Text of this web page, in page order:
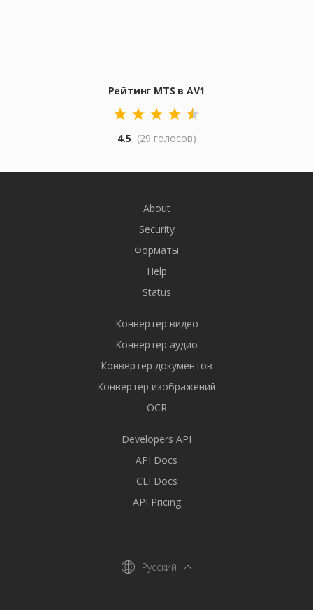
Рейтинг MTS в AV1
4.5 (29 голосов)
About
Security
Форматы
Help
Status
Конвертер видео
Конвертер аудио
Конвертер документов
Конвертер изображений
OCR
Developers API
API Docs
CLI Docs
API Pricing
Русский